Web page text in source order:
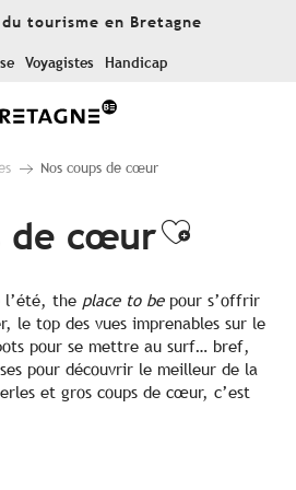
tourisme en Bretagne
Voyagistes Handicap
Nos coups de cœur
de cœur
l’été, the place to be pour s’offrir
le top des vues imprenables sur le
pour se mettre au surf… bref,
pour découvrir le meilleur de la
et gros coups de cœur, c’est